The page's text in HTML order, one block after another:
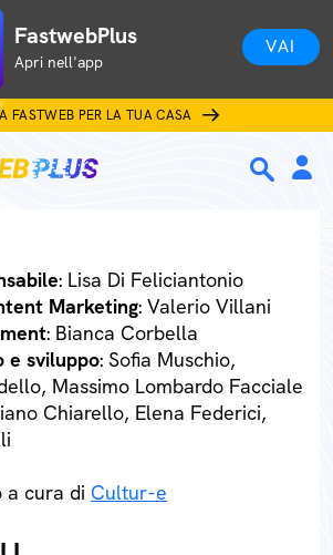
FastwebPlus
Apri nell'app
VAI
FASTWEB PER LA TUA CASA
: Lisa Di Feliciantonio
Marketing: Valerio Villani
: Bianca Corbella
e sviluppo: Sofia Muschio,
Massimo Lombardo Facciale
Chiarello, Elena Federici,
a cura di Cultur-e